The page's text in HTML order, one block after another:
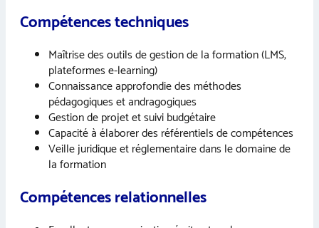
Compétences techniques
Maîtrise des outils de gestion de la formation (LMS,
plateformes e-learning)
Connaissance approfondie des méthodes
pédagogiques et andragogiques
Gestion de projet et suivi budgétaire
Capacité à élaborer des référentiels de compétences
Veille juridique et réglementaire dans le domaine de
la formation
Compétences relationnelles